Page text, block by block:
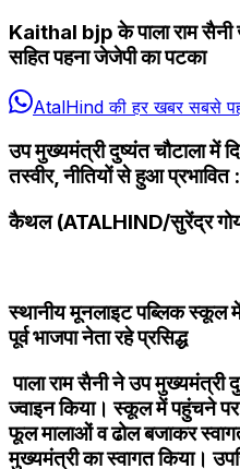
Kaithal bjp के पाला राम सैनी
सहित पहना जेजेपी का पटका
AtalHind की हर खबर सबसे
उप मुख्यमंत्री दुष्यंत चौटाला में
तस्वीर, नीतियों से हुआ प्रभावित :
कैथल (ATALHIND/सुरेंद्र
स्थानीय मूनलाइट पब्लिक स्कूल
पूर्व भाजपा नेता रहे प्रसिद्ध
पाला राम सैनी ने उप मुख्यमंत्री
ज्वाइन किया। स्कूल में पहुंचने पर
फूल मालाओं व ढोल बजाकर
मुख्यमंत्री का स्वागत किया।